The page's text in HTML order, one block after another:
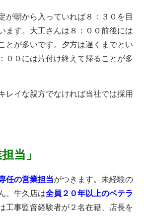
が朝から入っていれば８：３０を目
ます。大工さんは８：００前後には
とが多いです。夕方は遅くまでとい
００には片付け終えて帰ることが多
レイな親方でなければ当社では採用
当」
任の営業担当がつきます。未経験の
。牛久店は全員２０年以上のベテラ
工事監督経験者が２名在籍、店長を